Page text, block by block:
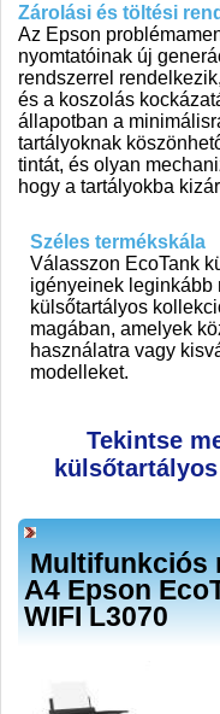
Zárolási és töltési
Az Epson
nyomtatóinak új
rendszerrel
és a koszolás
állapotban a
tartályoknak
tintát, és olyan
hogy a tartályokba
Széles termékskála
Válasszon EcoTank
igényeinek leginkább
külsőtartályos
magában, amelyek
használatra vagy
modelleket.
Tekintse
Multifunkciós
A4 Epson
WIFI L3070